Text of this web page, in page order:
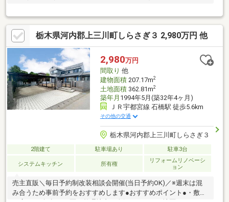
栃木県河内郡上三川町しらさぎ３ 2,980万円 他
2,980万円
間取り 他
建物面積207.17m2
土地面積362.81m2
築年月 1994年5月(築32年4ヶ月)
ＪＲ宇都宮線 石橋駅 徒歩5.6km
その他の交通
栃木県河内郡上三川町しらさぎ３
2階建て 駐車場あり 駐車3台
システムキッチン 所有権
リフォームリノベーシ
ョン
売主直販＼毎日予約制改装相談会開催(当日予約OK)／※週末は混
み合うため事前予約をおすすめします●おすすめポイント●・敷地